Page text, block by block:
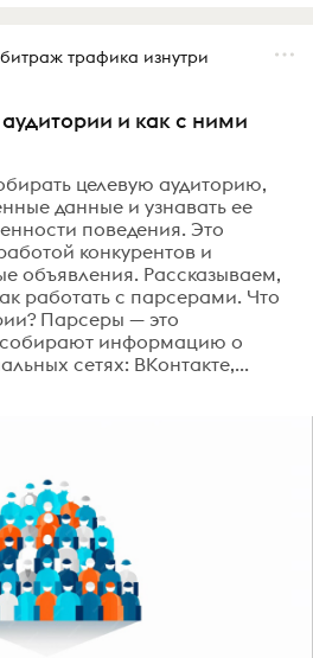
трафика изнутри
и как с ними
целевую аудиторию,
данные и узнавать ее
поведения. Это
конкурентов и
объявления. Рассказываем,
работать с парсерами. Что
Парсеры — это
информацию о
сетях: ВКонтакте,...